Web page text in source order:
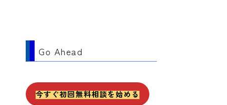
Go Ahead
今すぐ初回無料相談を始める